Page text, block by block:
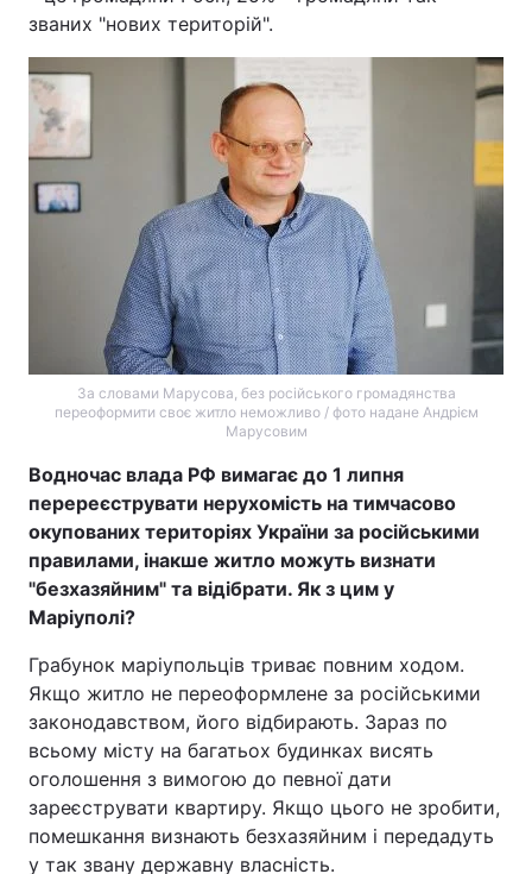
званих "нових територій".
За словами Марусова, без російського громадянства
переоформити своє житло неможливо / фото надане Андрієм
Марусовим
Водночас влада РФ вимагає до 1 липня
перереєструвати нерухомість на тимчасово
окупованих територіях України за російськими
правилами, інакше житло можуть визнати
"безхазяйним" та відібрати. Як з цим у
Маріуполі?
Грабунок маріупольців триває повним ходом.
Якщо житло не переоформлене за російськими
законодавством, його відбирають. Зараз по
всьому місту на багатьох будинках висять
оголошення з вимогою до певної дати
зареєструвати квартиру. Якщо цього не зробити,
помешкання визнають безхазяйним і передадуть
у так звану державну власність.